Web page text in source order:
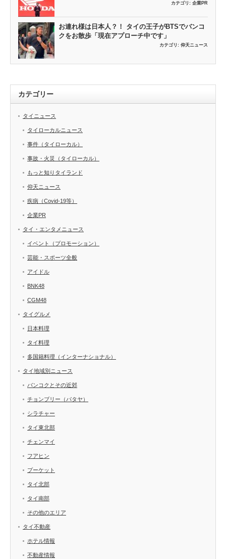
カテゴリ: 企業PR
お連れ様は日本人？！ タイの王子がBTSでバンコ
クをお散歩「現在アプローチ中です」
カテゴリ: 仰天ニュース
カテゴリー
タイニュース
タイローカルニュース
事件（タイローカル）
事故・火災（タイローカル）
もっと知りタイランド
仰天ニュース
疾病（Covid-19等）
企業PR
タイ・エンタメニュース
イベント（プロモーション）
芸能・スポーツ全般
アイドル
BNK48
CGM48
タイグルメ
日本料理
タイ料理
多国籍料理（インターナショナル）
タイ地域別ニュース
バンコクとその近郊
チョンブリー（パタヤ）
シラチャー
タイ東北部
チェンマイ
フアヒン
プーケット
タイ北部
タイ南部
その他のエリア
タイ不動産
ホテル情報
不動産情報